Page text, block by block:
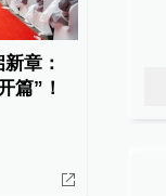
章：
篇”！